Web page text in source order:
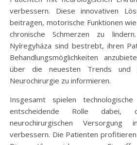
verbessern. Diese innovativen
beitragen, motorische Funktionen
chronische Schmerzen zu
Nyíregyháza sind bestrebt, ihren
Behandlungsmöglichkeiten
über die neuesten Trends und
Neurochirurgie zu informieren.
Insgesamt spielen
entscheidende Rolle
neurochirurgischen
verbessern. Die Patienten